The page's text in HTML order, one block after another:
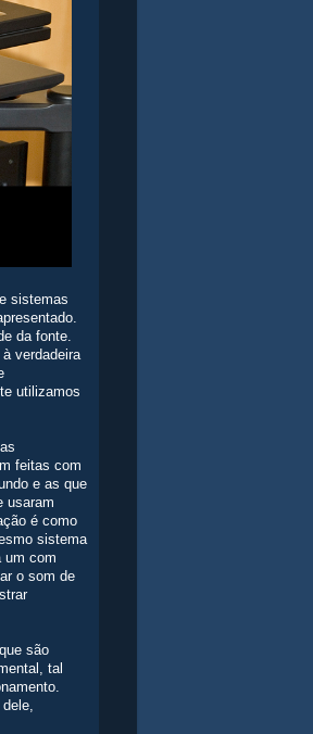
sistemas
da fonte.
verdadeira
utilizamos
feitas com
e as que
usaram
é como
sistema
um com
o som de
são
tal